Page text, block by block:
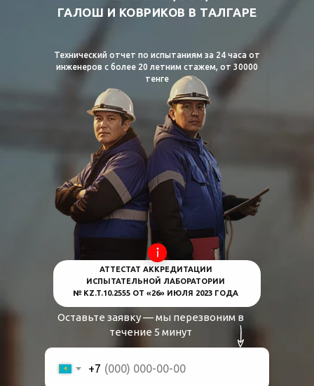
ГАЛОШ И КОВРИКОВ В ТАЛГАРЕ
Технический отчет по испытаниям за 24 часа от
инженеров с более 20 летним стажем, от 30000
тенге
АТТЕСТАТ АККРЕДИТАЦИИ
ИСПЫТАТЕЛЬНОЙ ЛАБОРАТОРИИ
№ KZ.T.10.2555 ОТ «26» ИЮЛЯ 2023 ГОДА
+7
Оставьте заявку — мы перезвоним в
течение 5 минут